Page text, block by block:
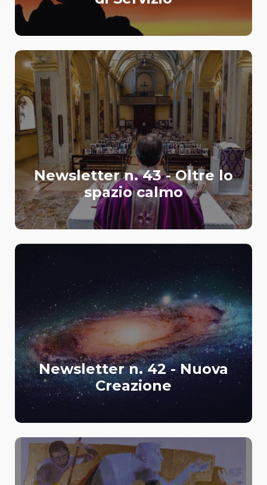
Newsletter n. 43 - Oltre lo
spazio calmo
Newsletter n. 42 - Nuova
Creazione